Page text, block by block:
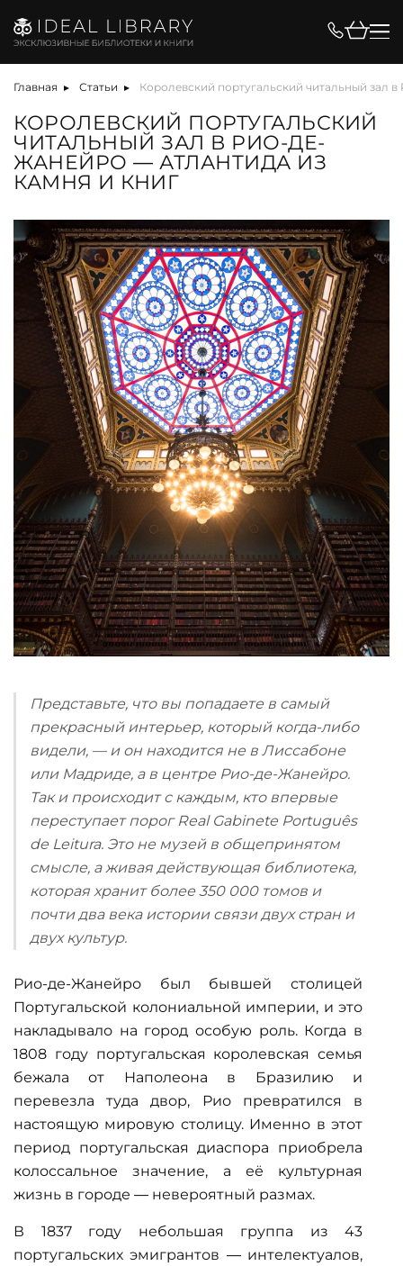
Главная Статьи Королевский португальский читальный зал
КОРОЛЕВСКИЙ ПОРТУГАЛЬСКИЙ
ЧИТАЛЬНЫЙ ЗАЛ В РИО-ДЕ-
ЖАНЕЙРО — АТЛАНТИДА ИЗ
КАМНЯ И КНИГ
Представьте, что вы попадаете в самый
прекрасный интерьер, который когда-либо
видели, — и он находится не в Лиссабоне
или Мадриде, а в центре Рио-де-Жанейро.
Так и происходит с каждым, кто впервые
переступает порог Real Gabinete Português
de Leitura. Это не музей в общепринятом
смысле, а живая действующая библиотека,
которая хранит более 350 000 томов и
почти два века истории связи двух стран и
двух культур.
Рио-де-Жанейро был бывшей столицей
Португальской колониальной империи, и это
накладывало на город особую роль. Когда в
1808 году португальская королевская семья
бежала от Наполеона в Бразилию и
перевезла туда двор, Рио превратился в
настоящую мировую столицу. Именно в этот
период португальская диаспора приобрела
колоссальное значение, а её культурная
жизнь в городе — невероятный размах.
В 1837 году небольшая группа из 43
португальских эмигрантов — интелектуалов,